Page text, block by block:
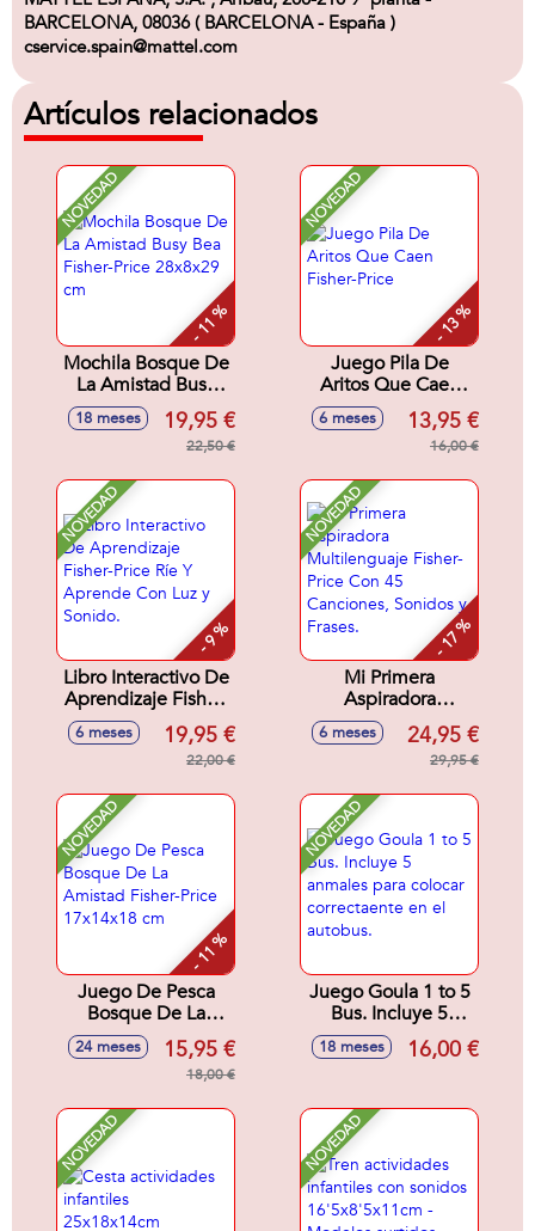
BARCELONA, 08036 ( BARCELONA - España )
cservice.spain@mattel.com
Artículos relacionados
NOVEDAD
- 11 %
Mochila Bosque De
La Amistad Busy
Bea Fisher-Price
28x8x29 cm
18 meses 19,95 €
22,50 €
NOVEDAD
- 13 %
Juego Pila De
Aritos Que Caen
Fisher-Price
6 meses 13,95 €
16,00 €
NOVEDAD
- 9 %
Libro Interactivo De
Aprendizaje Fisher-
Price Ríe Y
Aprende Con Luz y
6 meses 19,95 €
22,00 €
NOVEDAD
- 17 %
Mi Primera
Aspiradora
Multilenguaje
Fisher-Price Con 45
Canciones, Sonidos
6 meses 24,95 €
29,95 €
NOVEDAD
- 11 %
Juego De Pesca
Bosque De La
Amistad Fisher-
Price 17x14x18 cm
24 meses 15,95 €
18,00 €
NOVEDAD
Juego Goula 1 to 5
Bus. Incluye 5
anmales para
colocar
18 meses 16,00 €
NOVEDAD NOVEDAD